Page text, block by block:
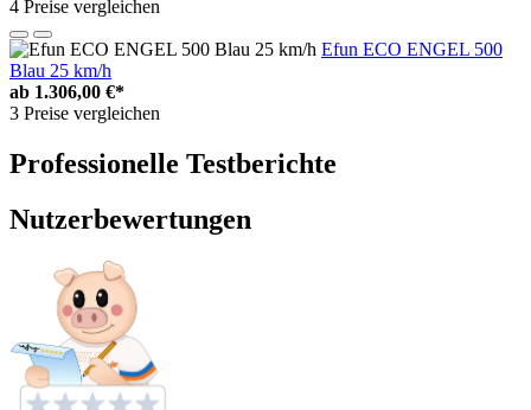
4 Preise vergleichen
Efun ECO ENGEL 500
Blau 25 km/h
ab 1.306,00 €*
3 Preise vergleichen
Professionelle Testberichte
Nutzerbewertungen